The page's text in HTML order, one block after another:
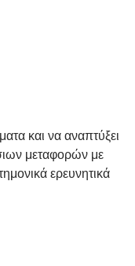
και να αναπτύξει
μεταφορών με
ερευνητικά